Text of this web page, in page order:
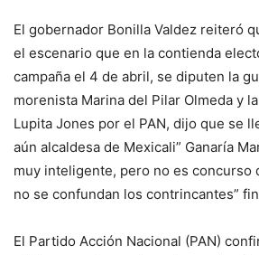
El gobernador Bonilla Valdez reiteró
el escenario que en la contienda
campaña el 4 de abril, se diputen la
morenista Marina del Pilar Olmeda y
Lupita Jones por el PAN, dijo que se
aún alcaldesa de Mexicali” Ganaría
muy inteligente, pero no es concurso
no se confundan los contrincantes”
El Partido Acción Nacional (PAN)